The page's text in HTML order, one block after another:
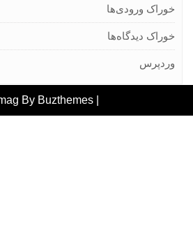
ورودی‌ها
دیدگاه‌ها
Buzmag ByBuzthemes
.